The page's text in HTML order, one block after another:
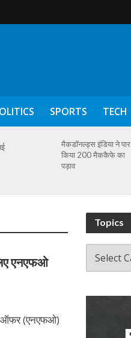
SPORTS TECH
मैकडॉनल्ड्स इंडिया ने पार
किया 200 मैककैफे का
पड़ाव
एनएफओ
ऑफर (एनएफओ)
Topics